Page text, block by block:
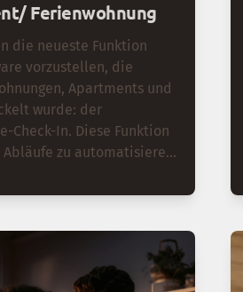
Ferienwohnung
die neueste Funktion
vorzustellen, die
Apartments und
wurde: der
Check-In. Diese Funktion
zu automatisieren
in einem Flow
In genießen. Das
werden, ohne dass